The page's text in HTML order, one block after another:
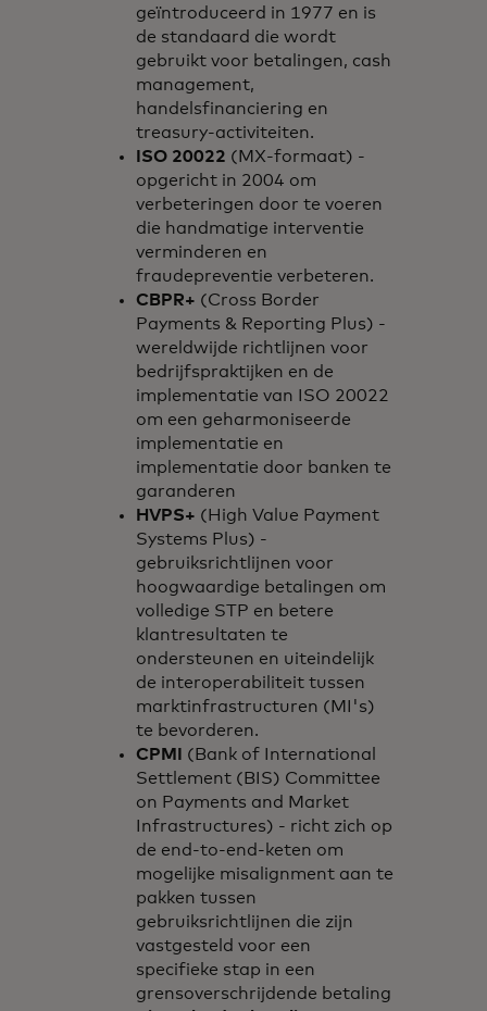
geïntroduceerd in 1977 en is
de standaard die wordt
gebruikt voor betalingen, cash
management,
handelsfinanciering en
treasury-activiteiten.
ISO 20022 (MX-formaat) -
opgericht in 2004 om
verbeteringen door te voeren
die handmatige interventie
verminderen en
fraudepreventie verbeteren.
CBPR+ (Cross Border
Payments & Reporting Plus) -
wereldwijde richtlijnen voor
bedrijfspraktijken en de
implementatie van ISO 20022
om een geharmoniseerde
implementatie en
implementatie door banken te
garanderen
HVPS+ (High Value Payment
Systems Plus) -
gebruiksrichtlijnen voor
hoogwaardige betalingen om
volledige STP en betere
klantresultaten te
ondersteunen en uiteindelijk
de interoperabiliteit tussen
marktinfrastructuren (MI's)
te bevorderen.
CPMI
(Bank of International
Settlement (BIS) Committee
on Payments and Market
Infrastructures) - richt zich op
de end-to-end-keten om
mogelijke misalignment aan te
pakken tussen
gebruiksrichtlijnen die zijn
vastgesteld voor een
specifieke stap in een
grensoverschrijdende betaling